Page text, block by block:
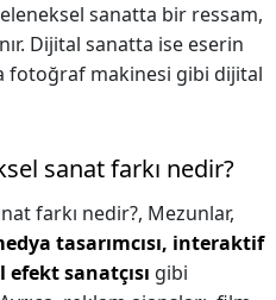
sanatta bir ressam,
Dijital sanatta ise eserin
fotoğraf makinesi gibi dijital
sanat farkı nedir?
farkı nedir?, Mezunlar,
tasarımcısı, interaktif
sanatçısı gibi